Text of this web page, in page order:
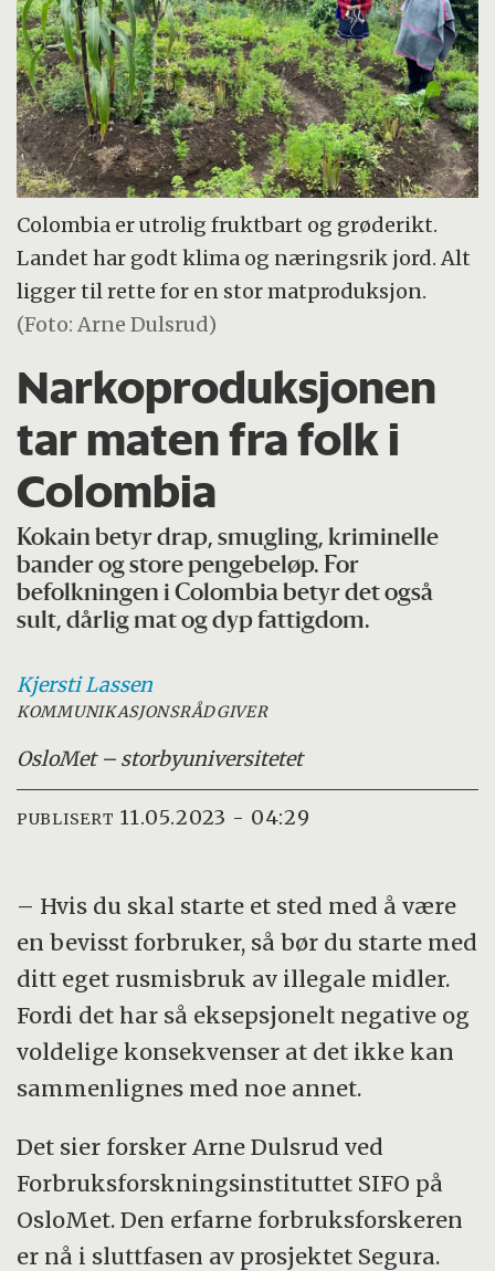
Colombia er utrolig fruktbart og grøderikt.
Landet har godt klima og næringsrik jord. Alt
ligger til rette for en stor matproduksjon.
(Foto: Arne Dulsrud)
Narkoproduksjonen
tar maten fra folk i
Colombia
Kokain betyr drap, smugling, kriminelle
bander og store pengebeløp. For
befolkningen i Colombia betyr det også
sult, dårlig mat og dyp fattigdom.
Kjersti Lassen
KOMMUNIKASJONSRÅDGIVER
OsloMet – storbyuniversitetet
PUBLISERT 11.05.2023 - 04:29
– Hvis du skal starte et sted med å være
en bevisst forbruker, så bør du starte med
ditt eget rusmisbruk av illegale midler.
Fordi det har så eksepsjonelt negative og
voldelige konsekvenser at det ikke kan
sammenlignes med noe annet.
Det sier forsker Arne Dulsrud ved
Forbruksforskningsinstituttet SIFO på
OsloMet. Den erfarne forbruksforskeren
er nå i sluttfasen av prosjektet Segura.